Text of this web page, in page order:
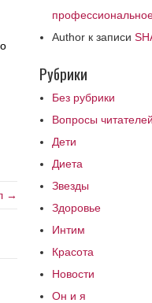
→
Author к записи
Рубрики
Без рубрики
Вопросы читателей
Дети
Диета
Звезды
Здоровье
Интим
Красота
Новости
Он и я